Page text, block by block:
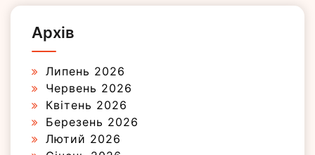
Архів
Липень 2026
Червень 2026
Квітень 2026
Березень 2026
Лютий 2026